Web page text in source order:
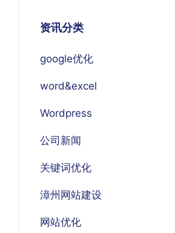
资讯分类
google优化
word&excel
Wordpress
公司新闻
关键词优化
漳州网站建设
网站优化